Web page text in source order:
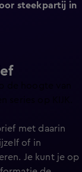
steekpartij in
de hoogte van
met daarin
of in
Je kunt je op